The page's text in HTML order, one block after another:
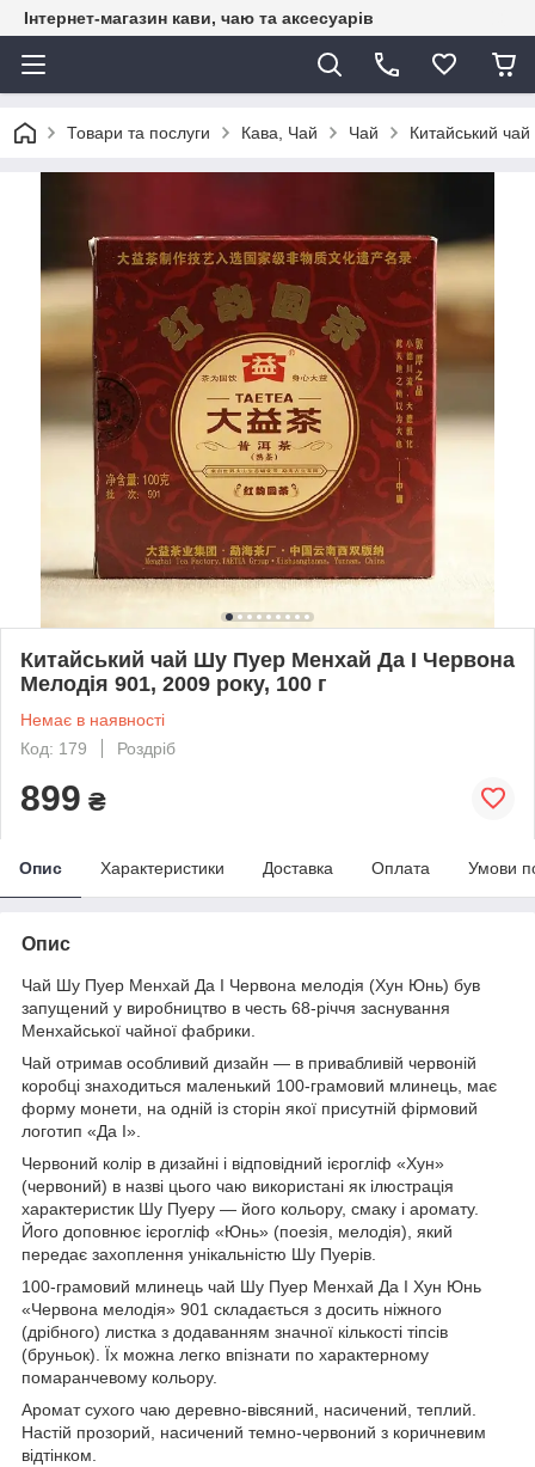
Інтернет-магазин кави, чаю та аксесуарів
Товари та послуги Кава, Чай Чай Китайський чай
Китайський чай Шу Пуер Менхай Да І Червона
Мелодія 901, 2009 року, 100 г
Немає в наявності
Код: 179
Роздріб
899 ₴
Опис Характеристики Доставка Оплата Умови
Опис
Чай Шу Пуер Менхай Да І Червона мелодія (Хун Юнь) був
запущений у виробництво в честь 68-річчя заснування
Менхайської чайної фабрики.
Чай отримав особливий дизайн — в привабливій червоній
коробці знаходиться маленький 100-грамовий млинець, має
форму монети, на одній із сторін якої присутній фірмовий
логотип «Да І».
Червоний колір в дизайні і відповідний ієрогліф «Хун»
(червоний) в назві цього чаю використані як ілюстрація
характеристик Шу Пуеру — його кольору, смаку і аромату.
Його доповнює ієрогліф «Юнь» (поезія, мелодія), який
передає захоплення унікальністю Шу Пуерів.
100-грамовий млинець чай Шу Пуер Менхай Да І Хун Юнь
«Червона мелодія» 901 складається з досить ніжного
(дрібного) листка з додаванням значної кількості тіпсів
(бруньок). Їх можна легко впізнати по характерному
помаранчевому кольору.
Аромат сухого чаю деревно-вівсяний, насичений, теплий.
Настій прозорий, насичений темно-червоний з коричневим
відтінком.